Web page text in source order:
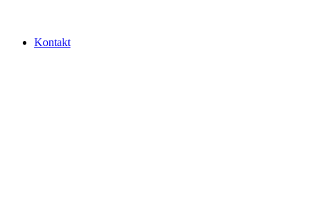
Kontakt